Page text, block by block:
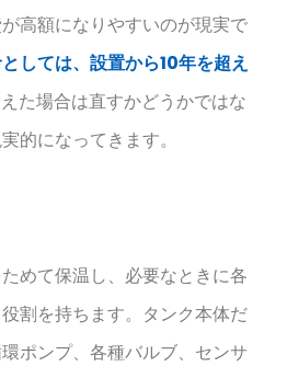
高額になりやすいのが現実で
しては、設置から10年を超え
た場合は直すかどうかではな
的になってきます。
めて保温し、必要なときに各
割を持ちます。タンク本体だ
ポンプ、各種バルブ、センサ